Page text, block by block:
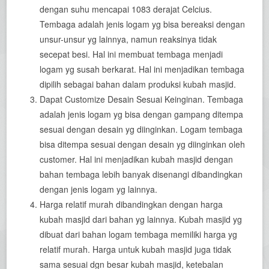
dengan suhu mencapai 1083 derajat Celcius.
Tembaga adalah jenis logam yg bisa bereaksi dengan
unsur-unsur yg lainnya, namun reaksinya tidak
secepat besi. Hal ini membuat tembaga menjadi
logam yg susah berkarat. Hal ini menjadikan tembaga
dipilih sebagai bahan dalam produksi kubah masjid.
Dapat Customize Desain Sesuai Keinginan. Tembaga
adalah jenis logam yg bisa dengan gampang ditempa
sesuai dengan desain yg diinginkan. Logam tembaga
bisa ditempa sesuai dengan desain yg diinginkan oleh
customer. Hal ini menjadikan kubah masjid dengan
bahan tembaga lebih banyak disenangi dibandingkan
dengan jenis logam yg lainnya.
Harga relatif murah dibandingkan dengan harga
kubah masjid dari bahan yg lainnya. Kubah masjid yg
dibuat dari bahan logam tembaga memiliki harga yg
relatif murah. Harga untuk kubah masjid juga tidak
sama sesuai dgn besar kubah masjid, ketebalan